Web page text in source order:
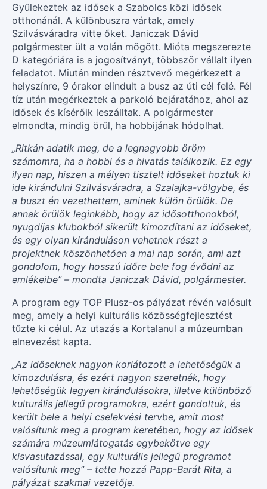
Gyülekeztek az idősek a Szabolcs közi idősek
otthonánál. A különbuszra vártak, amely
Szilvásváradra vitte őket. Janiczak Dávid
polgármester ült a volán mögött. Mióta megszerezte
D kategóriára is a jogosítványt, többször vállalt ilyen
feladatot. Miután minden résztvevő megérkezett a
helyszínre, 9 órakor elindult a busz az úti cél felé. Fél
tíz után megérkeztek a parkoló bejáratához, ahol az
idősek és kísérőik leszálltak. A polgármester
elmondta, mindig örül, ha hobbijának hódolhat.
„Ritkán adatik meg, de a legnagyobb öröm
számomra, ha a hobbi és a hivatás találkozik. Ez egy
ilyen nap, hiszen a mélyen tisztelt időseket hoztuk ki
ide kirándulni Szilvásváradra, a Szalajka-völgybe, és
a buszt én vezethettem, aminek külön örülök. De
annak örülök leginkább, hogy az idősotthonokból,
nyugdíjas klubokból sikerült kimozdítani az időseket,
és egy olyan kiránduláson vehetnek részt a
projektnek köszönhetően a mai nap során, ami azt
gondolom, hogy hosszú időre bele fog évődni az
emlékeibe” – mondta Janiczak Dávid, polgármester.
A program egy TOP Plusz-os pályázat révén valósult
meg, amely a helyi kulturális közösségfejlesztést
tűzte ki célul. Az utazás a Kortalanul a múzeumban
elnevezést kapta.
„Az időseknek nagyon korlátozott a lehetőségük a
kimozdulásra, és ezért nagyon szeretnék, hogy
lehetőségük legyen kirándulásokra, illetve különböző
kulturális jellegű programokra, ezért gondoltuk, és
került bele a helyi cselekvési tervbe, amit most
valósítunk meg a program keretében, hogy az idősek
számára múzeumlátogatás egybekötve egy
kisvasutazással, egy kulturális jellegű programot
valósítunk meg” – tette hozzá Papp-Barát Rita, a
pályázat szakmai vezetője.